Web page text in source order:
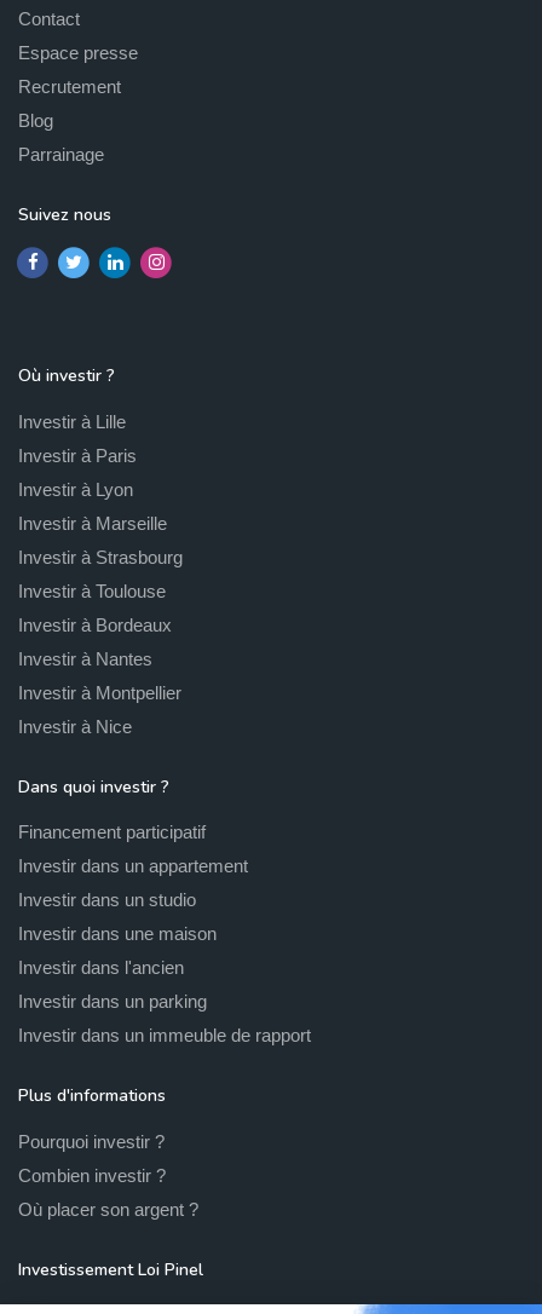
Contact
Espace presse
Recrutement
Blog
Parrainage
Suivez nous
Où investir ?
Investir à Lille
Investir à Paris
Investir à Lyon
Investir à Marseille
Investir à Strasbourg
Investir à Toulouse
Investir à Bordeaux
Investir à Nantes
Investir à Montpellier
Investir à Nice
Dans quoi investir ?
Financement participatif
Investir dans un appartement
Investir dans un studio
Investir dans une maison
Investir dans l'ancien
Investir dans un parking
Investir dans un immeuble de rapport
Plus d'informations
Pourquoi investir ?
Combien investir ?
Où placer son argent ?
Investissement Loi Pinel